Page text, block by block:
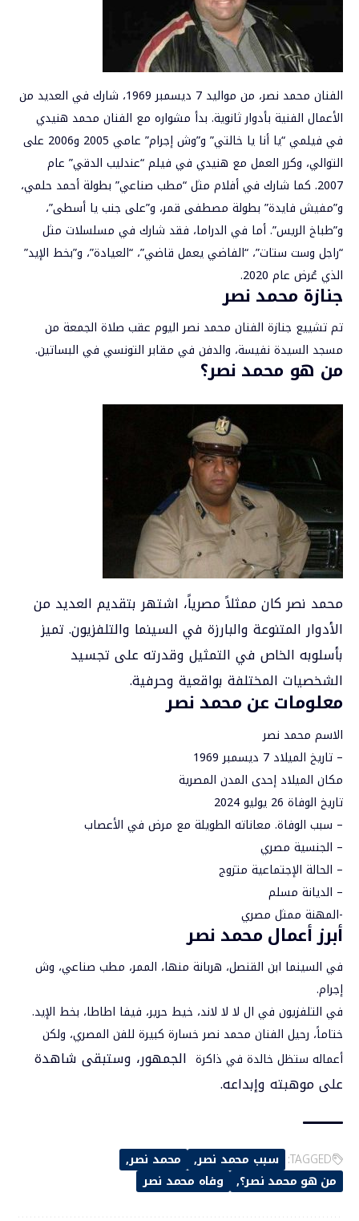
الفنان محمد نصر
، من مواليد 7 ديسمبر 1969، شارك في العديد من
الأعمال الفنية بأدوار ثانوية. بدأ مشواره مع الفنان محمد هنيدي
في فيلمي “يا أنا يا خالتي” و”وش إجرام” عامي 2005 و2006 على
التوالي، وكرر العمل مع هنيدي في فيلم “عندليب الدقي” عام
2007. كما شارك في أفلام مثل “مطب صناعي” بطولة أحمد حلمي،
و”مفيش فايدة” بطولة مصطفى قمر، و”على جنب يا أسطى”،
و”طباخ الريس”. أما في الدراما، فقد شارك في مسلسلات مثل
“راجل وست ستات”، “الفاضي يعمل قاضي”، “العيادة”، و”بخط الإيد”
الذي عُرض عام 2020.
جنازة محمد نصر
تم تشييع جنازة الفنان محمد نصر اليوم عقب صلاة الجمعة من
مسجد السيدة نفيسة، والدفن في مقابر التونسي في البساتين.
من هو محمد نصر؟
محمد نصر كان ممثلاً مصرياً، اشتهر بتقديم العديد من
الأدوار المتنوعة والبارزة في السينما والتلفزيون. تميز
بأسلوبه الخاص في التمثيل وقدرته على تجسيد
الشخصيات المختلفة بواقعية وحرفية.
معلومات عن محمد نصر
الاسم محمد نصر
– تاريخ الميلاد 7 ديسمبر 1969
مكان الميلاد إحدى المدن المصرية
تاريخ الوفاة 26 يوليو 2024
– سبب الوفاة. معاناته الطويلة مع مرض في الأعصاب
– الجنسية مصري
– الحالة الإجتماعية متزوج
– الديانة مسلم
-المهنة ممثل مصري
أبرز أعمال محمد نصر
في السينما ابن القنصل، هربانة منها، الممر، مطب صناعي، وش
إجرام.
في التلفزيون في ال لا لا لاند، خيط حرير، فيفا اطاطا، بخط الإيد.
ختاماً، رحيل الفنان محمد نصر خسارة كبيرة للفن المصري، ولكن
أعماله ستظل خالدة في ذاكرة الجمهور، وستبقى شاهدة
على موهبته وإبداعه.
TAGGED: سبب محمد نصر
محمد نصر
من هو محمد نصر؟
وفاه محمد نصر